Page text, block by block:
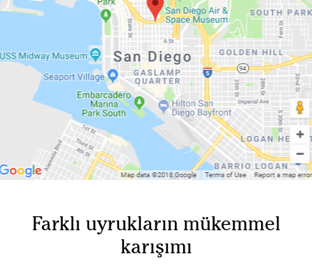
Farklı uyrukların mükemmel
karışımı